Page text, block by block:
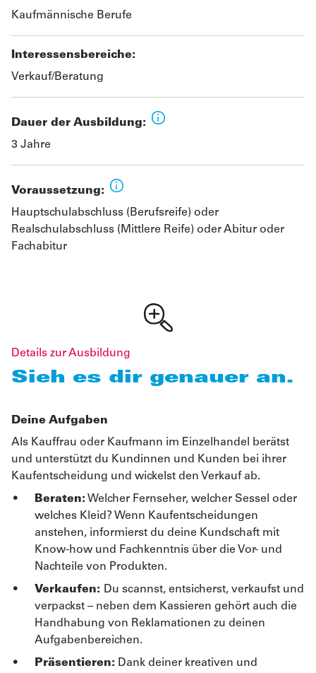
Kaufmännische Berufe
Interessensbereiche:
Verkauf/Beratung
Dauer der Ausbildung:
3 Jahre
Voraussetzung:
Hauptschulabschluss (Berufsreife) oder
Realschulabschluss (Mittlere Reife) oder Abitur oder
Fachabitur
Details zur Ausbildung
Sieh es dir genauer an.
Deine Aufgaben
Als Kauffrau oder Kaufmann im Einzelhandel berätst
und unterstützt du Kundinnen und Kunden bei ihrer
Kaufentscheidung und wickelst den Verkauf ab.
Beraten: Welcher Fernseher, welcher Sessel oder
welches Kleid? Wenn Kaufentscheidungen
anstehen, informierst du deine Kundschaft mit
Know-how und Fachkenntnis über die Vor- und
Nachteile von Produkten.
Verkaufen: Du scannst, entsicherst, verkaufst und
verpackst – neben dem Kassieren gehört auch die
Handhabung von Reklamationen zu deinen
Aufgabenbereichen.
Präsentieren: Dank deiner kreativen und